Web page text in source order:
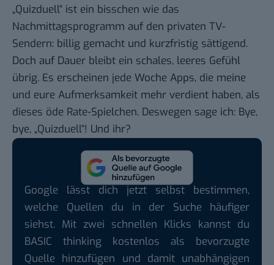
„Quizduell“ ist ein bisschen wie das
Nachmittagsprogramm auf den privaten TV-
Sendern: billig gemacht und kurzfristig sättigend.
Doch auf Dauer bleibt ein schales, leeres Gefühl
übrig. Es erscheinen jede Woche Apps, die meine
und eure Aufmerksamkeit mehr verdient haben, als
dieses öde Rate-Spielchen. Deswegen sage ich: Bye,
bye, „Quizduell“! Und ihr?
Google lässt dich jetzt selbst bestimmen,
welche Quellen du in der Suche häufiger
siehst. Mit zwei schnellen Klicks kannst du
BASIC thinking kostenlos als bevorzugte
Quelle hinzufügen und damit unabhängigen